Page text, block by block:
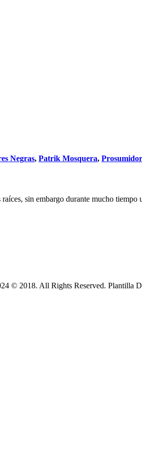
Negras, Patrik Mosquera,
sin embargo durante mucho
© 2018. All Rights Reserved. Plantilla